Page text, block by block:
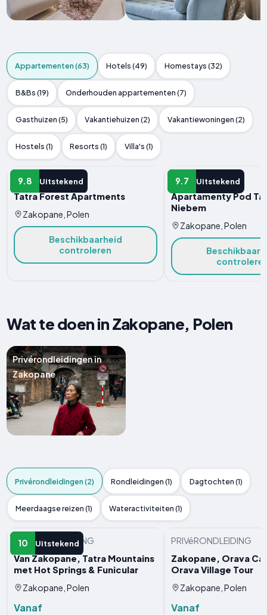
Appartementen (63) Hotels (49) Homestays (32)
B&Bs (19) Onderhouden appartementen (7)
Gasthuizen (5) Vakantiehuizen (2) Vakantiewoningen (2)
Hostels (1) Resorts (1) Villa's (1)
9.8 Uitstekend
APPARTEMENT
Tatra Forest Apartments
Zakopane, Polen
Beschikbaarheid
controleren
9.7 Uitstekend
APPARTEMENT
Apartamenty Pod
Niebem
Zakopane, Polen
Wat te doen in Zakopane, Polen
Privérondleidingen in
Zakopane
Privérondleidingen (2) Rondleidingen (1) Dagtochten (1)
Meerdaagse reizen (1) Wateractiviteiten (1)
10 Uitstekend
PRIVéRONDLEIDING
Van Zakopane, Tatra Mountains
met Hot Springs & Funicular
Zakopane, Polen
Vanaf
PRIVéRONDLEIDING
Zakopane, Orava
Orava Village Tour
Zakopane, Polen
Vanaf